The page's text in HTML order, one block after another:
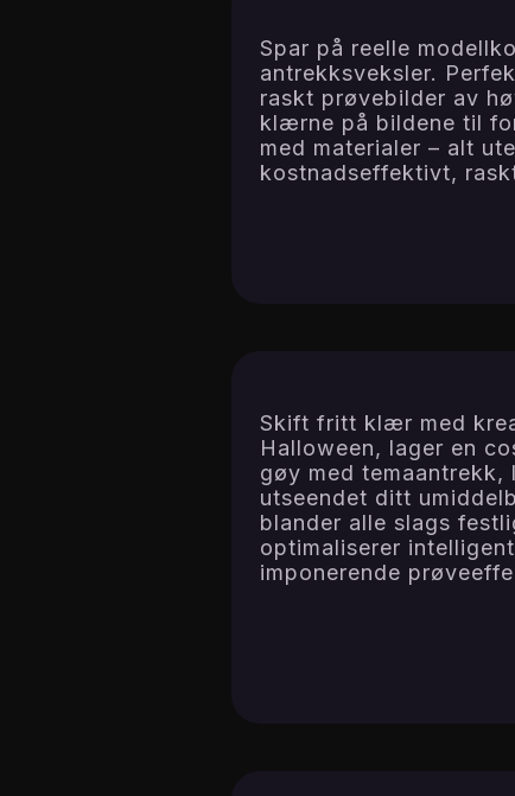
Spar på reelle
antrekksveksler.
raskt prøvebilder av
klærne på bildene til
med materialer – alt
kostnadseffektivt,
Skift fritt klær med
Halloween, lager en
gøy med
utseendet ditt
blander alle slags
optimaliserer
imponerende